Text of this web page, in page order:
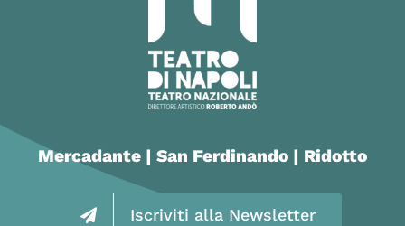
Mercadante | San Ferdinando | Ridotto
Iscriviti alla Newsletter